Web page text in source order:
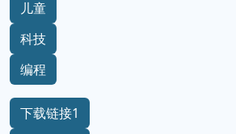
儿童
科技
编程
下载链接1